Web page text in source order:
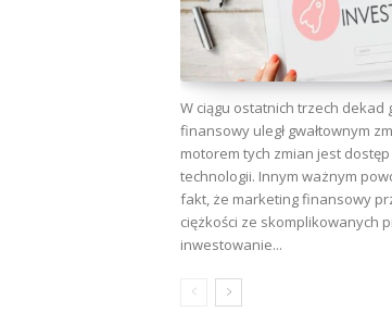
W ciągu ostatnich trzech dekad
finansowy uległ gwałtownym
motorem tych zmian jest
technologii. Innym ważnym
fakt, że marketing finansowy
ciężkości ze skomplikowanych
inwestowanie...